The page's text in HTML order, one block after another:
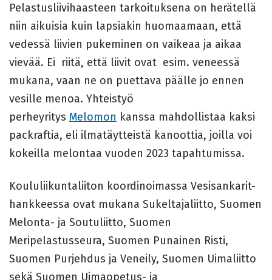
Pelastusliivihaasteen tarkoituksena on herätellä
niin aikuisia kuin lapsiakin huomaamaan, että
vedessä liivien pukeminen on vaikeaa ja aikaa
vievää. Ei riitä, että liivit ovat esim. veneessä
mukana, vaan ne on puettava päälle jo ennen
vesille menoa. Yhteistyö
perheyritys Melomon kanssa mahdollistaa kaksi
packraftia, eli ilmatäytteistä kanoottia, joilla voi
kokeilla melontaa vuoden 2023 tapahtumissa.
Koululiikuntaliiton koordinoimassa Vesisankarit-
hankkeessa ovat mukana Sukeltajaliitto, Suomen
Melonta- ja Soutuliitto, Suomen
Meripelastusseura, Suomen Punainen Risti,
Suomen Purjehdus ja Veneily, Suomen Uimaliitto
sekä Suomen Uimaopetus- ja